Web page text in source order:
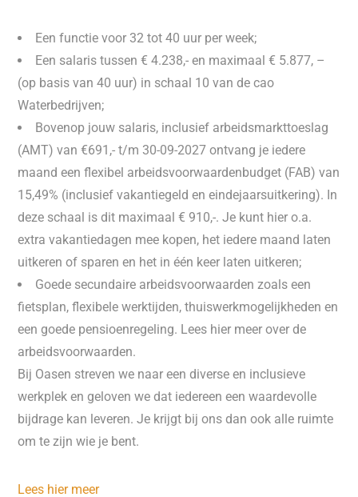
Een functie voor 32 tot 40 uur per week;
Een salaris tussen € 4.238,- en maximaal € 5.877, –
(op basis van 40 uur) in schaal 10 van de cao
Waterbedrijven;
Bovenop jouw salaris, inclusief arbeidsmarkttoeslag
(AMT) van €691,- t/m 30-09-2027 ontvang je iedere
maand een flexibel arbeidsvoorwaardenbudget (FAB) van
15,49% (inclusief vakantiegeld en eindejaarsuitkering). In
deze schaal is dit maximaal € 910,-. Je kunt hier o.a.
extra vakantiedagen mee kopen, het iedere maand laten
uitkeren of sparen en het in één keer laten uitkeren;
Goede secundaire arbeidsvoorwaarden zoals een
fietsplan, flexibele werktijden, thuiswerkmogelijkheden en
een goede pensioenregeling. Lees hier meer over de
arbeidsvoorwaarden.
Bij Oasen streven we naar een diverse en inclusieve
werkplek en geloven we dat iedereen een waardevolle
bijdrage kan leveren. Je krijgt bij ons dan ook alle ruimte
om te zijn wie je bent.
Lees hier meer